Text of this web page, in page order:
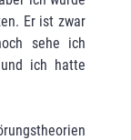
Er ist zwar
sehe ich
ich hatte